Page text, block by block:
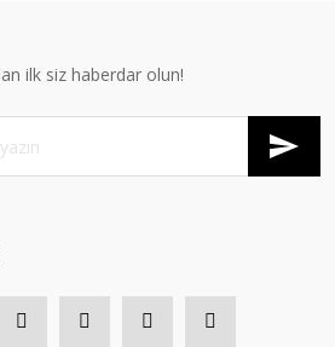
ilk siz haberdar olun!